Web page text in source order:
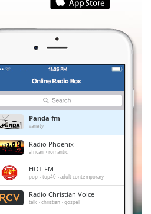
Panda fm
variety
Radio Phoenix
african romantic
HOT FM
pop top40 adult contemporary
Radio Christian Voice
talk christian gospel